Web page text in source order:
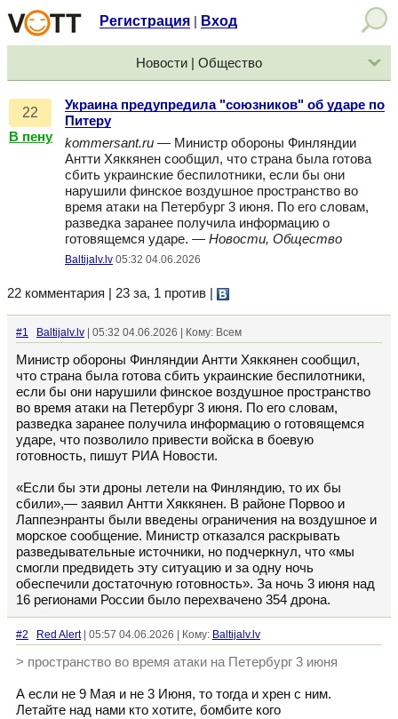
Регистрация Вход
Новости | Общество
22
В пену
Украина предупредила "союзников" об ударе по
Питеру
kommersant.ru — Министр обороны Финляндии
Антти Хяккянен сообщил, что страна была готова
сбить украинские беспилотники, если бы они
нарушили финское воздушное пространство во
время атаки на Петербург 3 июня. По его словам,
разведка заранее получила информацию о
готовящемся ударе. — Новости, Общество
Baltijalv.lv 05:32 04.06.2026
22 комментария | 23 за, 1 против
#1 Baltijalv.lv | 05:32 04.06.2026 | Кому: Всем
Министр обороны Финляндии Антти Хяккянен сообщил,
что страна была готова сбить украинские беспилотники,
если бы они нарушили финское воздушное пространство
во время атаки на Петербург 3 июня. По его словам,
разведка заранее получила информацию о готовящемся
ударе, что позволило привести войска в боевую
готовность, пишут РИА Новости.
«Если бы эти дроны летели на Финляндию, то их бы
сбили»,— заявил Антти Хяккянен. В районе Порвоо и
Лаппеэнранты были введены ограничения на воздушное и
морское сообщение. Министр отказался раскрывать
разведывательные источники, но подчеркнул, что «мы
смогли предвидеть эту ситуацию и за одну ночь
обеспечили достаточную готовность». За ночь 3 июня над
16 регионами России было перехвачено 354 дрона.
#2 Red Alert| 05:57 04.06.2026 | Кому: Baltijalv.lv
> пространство во время атаки на Петербург 3 июня
А если не 9 Мая и не 3 Июня, то тогда и хрен с ним.
Летайте над нами кто хотите, бомбите кого